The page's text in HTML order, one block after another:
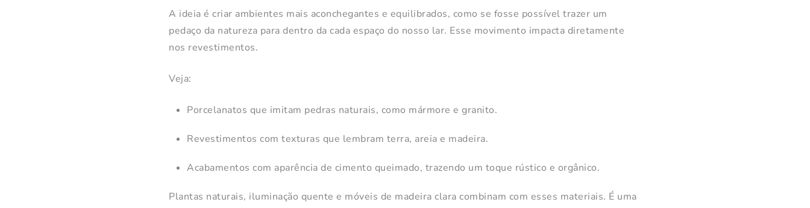
A ideia é criar ambientes mais aconchegantes e equilibrados, como se fosse possível trazer um
pedaço da natureza para dentro da cada espaço do nosso lar. Esse movimento impacta diretamente
nos revestimentos.
Veja:
Porcelanatos que imitam pedras naturais, como mármore e granito.
Revestimentos com texturas que lembram terra, areia e madeira.
Acabamentos com aparência de cimento queimado, trazendo um toque rústico e orgânico.
Plantas naturais, iluminação quente e móveis de madeira clara combinam com esses materiais. É uma